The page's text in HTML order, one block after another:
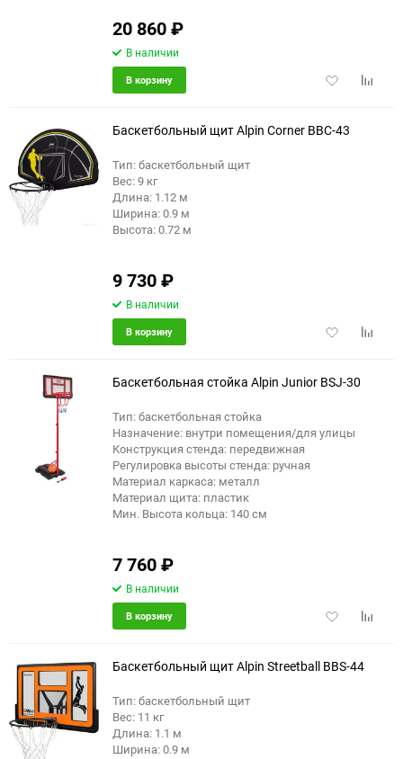
20 860₽
В наличии
Добавить
В корзину
Баскетбольный щит Alpin Corner BBC-43
Тип: баскетбольный щит
Вес: 9 кг
Длина: 1.12 м
Ширина: 0.9 м
Высота: 0.72 м
9 730₽
В наличии
Добавить
В корзину
Баскетбольная стойка Alpin Junior BSJ-30
Тип: баскетбольная стойка
Назначение: внутри помещения/для улицы
Конструкция стенда: передвижная
Регулировка высоты стенда: ручная
Материал каркаса: металл
Материал щита: пластик
Мин. Высота кольца: 140 см
7 760₽
В наличии
Добавить
В корзину
Баскетбольный щит Alpin Streetball BBS-44
Тип: баскетбольный щит
Вес: 11 кг
Длина: 1.1 м
Ширина: 0.9 м